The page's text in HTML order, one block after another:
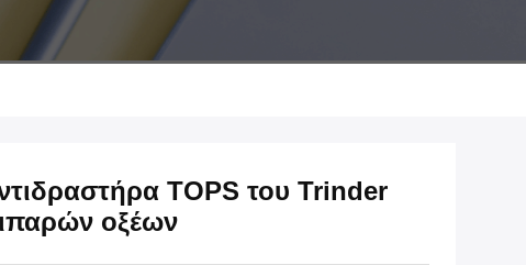
TOPS του Trinder
οξέων